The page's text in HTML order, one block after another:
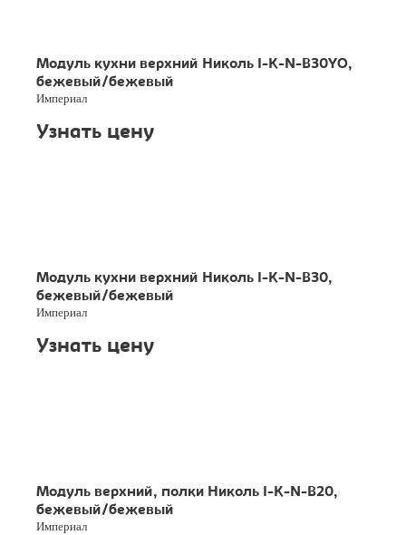
Модуль кухни верхний Николь I-K-N-B30YO,
бежевый/бежевый
Империал
Узнать цену
Модуль кухни верхний Николь I-K-N-B30,
бежевый/бежевый
Империал
Узнать цену
Модуль верхний, полки Николь I-K-N-B20,
бежевый/бежевый
Империал